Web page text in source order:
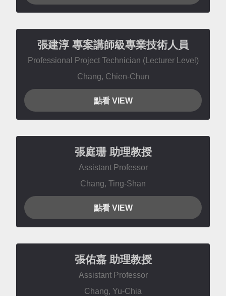
張建淳 專案講師級專業技術人員
Professional Project Technician (Lecturer Level)
Chang, Chien-Chun
點看 VIEW
張庭珊 助理教授
Assistant Professor
Chang, Ting-Shan
點看 VIEW
張佑嘉 助理教授
Assistant Professor
Chang, Yu-Chia